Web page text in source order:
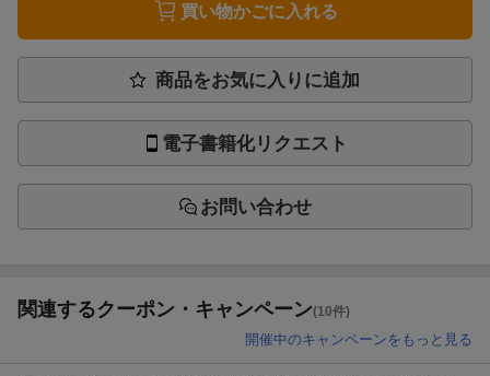
買い物かごに入れる
商品をお気に入りに追加
電子書籍化リクエスト
お問い合わせ
関連するクーポン・キャンペーン(10件)
開催中のキャンペーンをもっと見る